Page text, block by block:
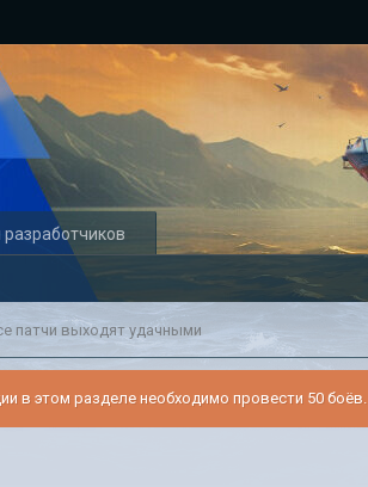
патчи выходят удачными
в этом разделе необходимо провести 50 боёв.